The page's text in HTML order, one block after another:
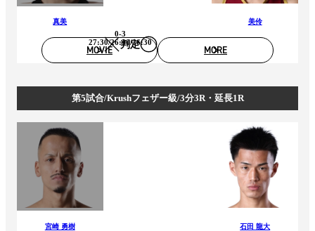
真美
判定
0-3
27:30/26:30/26:30
美伶
MOVIE MORE
第5試合/Krushフェザー級/3分3R・延長1R
宮崎 勇樹 石田 龍大